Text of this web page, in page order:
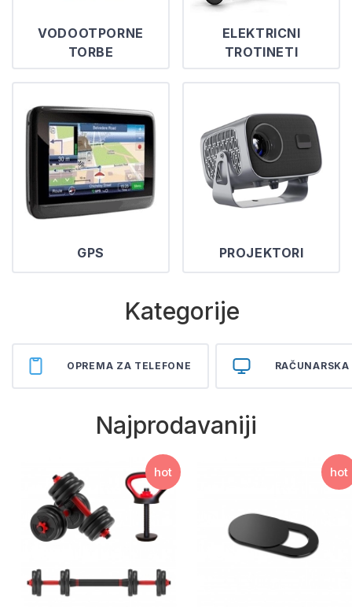
VODOOTPORNE
TORBE
ELEKTRICNI
TROTINETI
GPS PROJEKTORI
Kategorije
OPREMA ZA TELEFONE
Najprodavaniji
hot hot